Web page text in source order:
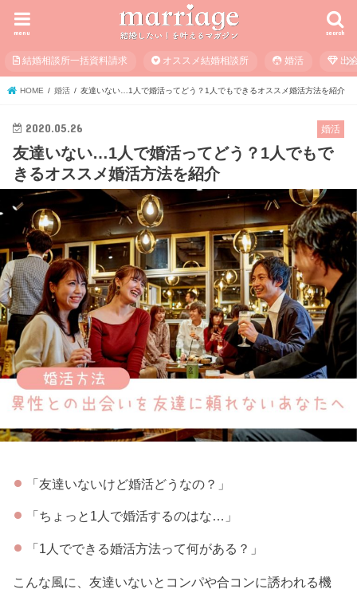
search
menu
結婚相談所一括資料請求 オススメ結婚相談所 婚活 出
HOME 婚活 友達いない…1人で婚活ってどう？1人でもできるオススメ婚活方法を紹介
婚活
2020.05.26
友達いない…1人で婚活ってどう？1人でもで
きるオススメ婚活方法を紹介
「友達いないけど婚活どうなの？」
「ちょっと1人で婚活するのはな…」
「1人でできる婚活方法って何がある？」
こんな風に、友達いないとコンパや合コンに誘われる機